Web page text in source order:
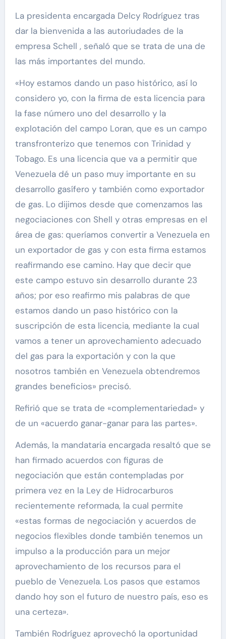
La presidenta encargada Delcy Rodríguez tras
dar la bienvenida a las autoriudades de la
empresa Schell , señaló que se trata de una de
las más importantes del mundo.
«Hoy estamos dando un paso histórico, así lo
considero yo, con la firma de esta licencia para
la fase número uno del desarrollo y la
explotación del campo Loran, que es un campo
transfronterizo que tenemos con Trinidad y
Tobago. Es una licencia que va a permitir que
Venezuela dé un paso muy importante en su
desarrollo gasífero y también como exportador
de gas. Lo dijimos desde que comenzamos las
negociaciones con Shell y otras empresas en el
área de gas: queríamos convertir a Venezuela en
un exportador de gas y con esta firma estamos
reafirmando ese camino. Hay que decir que
este campo estuvo sin desarrollo durante 23
años; por eso reafirmo mis palabras de que
estamos dando un paso histórico con la
suscripción de esta licencia, mediante la cual
vamos a tener un aprovechamiento adecuado
del gas para la exportación y con la que
nosotros también en Venezuela obtendremos
grandes beneficios» precisó.
Refirió que se trata de «complementariedad» y
de un «acuerdo ganar-ganar para las partes».
Además, la mandataria encargada resaltó que se
han firmado acuerdos con figuras de
negociación que están contempladas por
primera vez en la Ley de Hidrocarburos
recientemente reformada, la cual permite
«estas formas de negociación y acuerdos de
negocios flexibles donde también tenemos un
impulso a la producción para un mejor
aprovechamiento de los recursos para el
pueblo de Venezuela. Los pasos que estamos
dando hoy son el futuro de nuestro país, eso es
una certeza».
También Rodríguez aprovechó la oportunidad